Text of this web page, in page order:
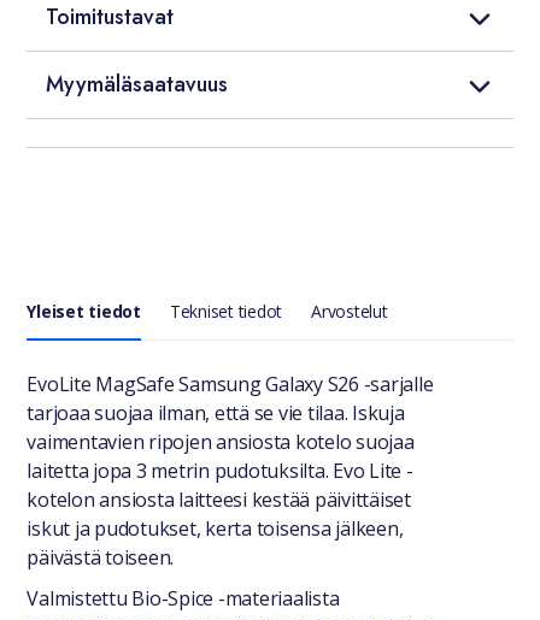
Toimitustavat
Myymäläsaatavuus
Yleiset tiedot Tekniset tiedot Arvostelut
Yleiset tiedot
EvoLite MagSafe Samsung Galaxy S26 -sarjalle
tarjoaa suojaa ilman, että se vie tilaa. Iskuja
vaimentavien ripojen ansiosta kotelo suojaa
laitetta jopa 3 metrin pudotuksilta. Evo Lite -
kotelon ansiosta laitteesi kestää päivittäiset
iskut ja pudotukset, kerta toisensa jälkeen,
päivästä toiseen.
Valmistettu Bio-Spice -materiaalista